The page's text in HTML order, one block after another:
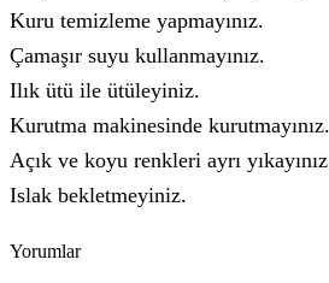
Kuru temizleme yapmayınız.
Çamaşır suyu kullanmayınız.
Ilık ütü ile ütüleyiniz.
Kurutma makinesinde kurutmayınız.
Açık ve koyu renkleri ayrı
Islak bekletmeyiniz.
Yorumlar